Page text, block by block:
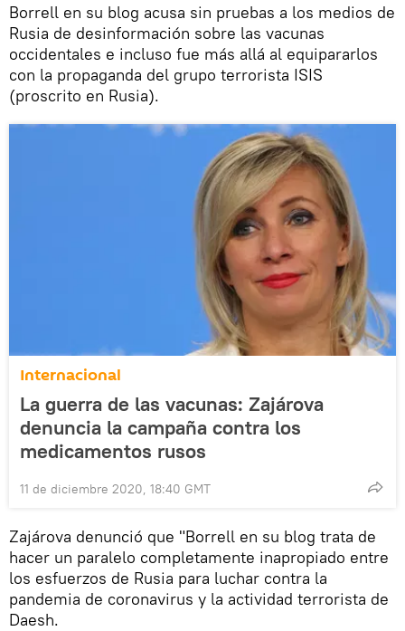
Borrell en su blog acusa sin pruebas a los medios de
Rusia de desinformación sobre las vacunas
occidentales e incluso fue más allá al equipararlos
con la propaganda del grupo terrorista ISIS
(proscrito en Rusia).
Internacional
La guerra de las vacunas: Zajárova
denuncia la campaña contra los
medicamentos rusos
11 de diciembre 2020, 18:40 GMT
Zajárova denunció que "Borrell en su blog trata de
hacer un paralelo completamente inapropiado entre
los esfuerzos de Rusia para luchar contra la
pandemia de coronavirus y la actividad terrorista de
Daesh.